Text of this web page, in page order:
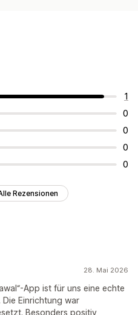
1
0
0
0
0
Rezensionen
28. Mai 2026
App ist für uns eine echte
Einrichtung war
Besonders positiv